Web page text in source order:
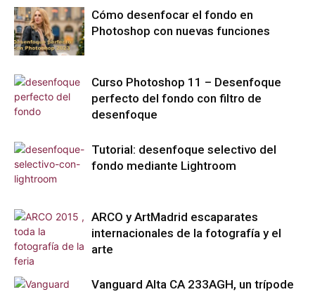
Cómo desenfocar el fondo en
Photoshop con nuevas funciones
Curso Photoshop 11 – Desenfoque
perfecto del fondo con filtro de
desenfoque
Tutorial: desenfoque selectivo del
fondo mediante Lightroom
ARCO y ArtMadrid escaparates
internacionales de la fotografía y el
arte
Vanguard Alta CA 233AGH, un trípode